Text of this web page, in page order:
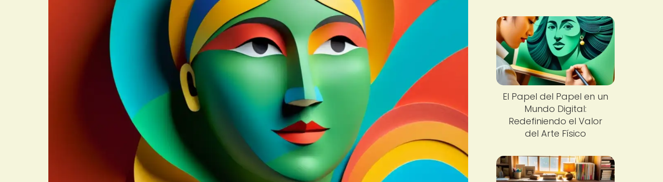
El Papel del Papel en un
Mundo Digital:
Redefiniendo el Valor
del Arte Físico